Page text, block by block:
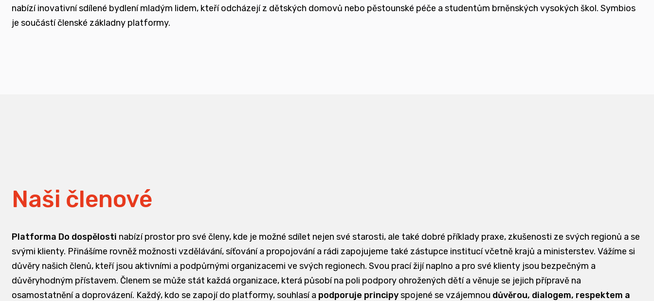
měnit pohledy na práci s traumatizovanými dětmi
nabízí inovativní sdílené bydlení mladým lidem, kteří odcházejí z dětských domovů nebo pěstounské péče a studentům brněnských vysokých škol. Symbios
je součástí členské základny platformy.
Naši členové
Platforma Do dospělosti nabízí prostor pro své členy, kde je možné sdílet nejen své starosti, ale také dobré příklady praxe, zkušenosti ze svých regionů a se
svými klienty. Přinášíme rovněž možnosti vzdělávání, síťování a propojování a rádi zapojujeme také zástupce institucí včetně krajů a ministerstev. Vážíme si
důvěry našich členů, kteří jsou aktivními a podpůrnými organizacemi ve svých regionech. Svou prací žijí naplno a pro své klienty jsou bezpečným a
důvěryhodným přístavem. Členem se může stát každá organizace, která působí na poli podpory ohrožených dětí a věnuje se jejich přípravě na
osamostatnění a doprovázení. Každý, kdo se zapojí do platformy, souhlasí a podporuje principyspojené se vzájemnou důvěrou, dialogem, respektem a